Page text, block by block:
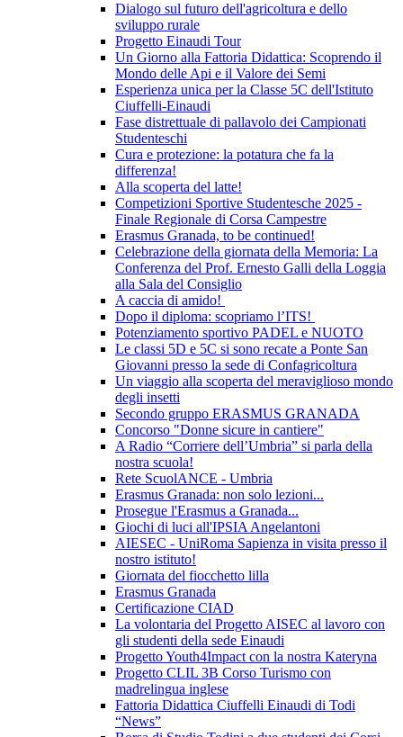
Dialogo sul futuro dell'agricoltura e dello
sviluppo rurale
Progetto Einaudi Tour
Un Giorno alla Fattoria Didattica: Scoprendo il
Mondo delle Api e il Valore dei Semi
Esperienza unica per la Classe 5C dell'Istituto
Ciuffelli-Einaudi
Fase distrettuale di pallavolo dei Campionati
Studenteschi
Cura e protezione: la potatura che fa la
differenza!
Alla scoperta del latte!
Competizioni Sportive Studentesche 2025 -
Finale Regionale di Corsa Campestre
Erasmus Granada, to be continued!
Celebrazione della giornata della Memoria: La
Conferenza del Prof. Ernesto Galli della Loggia
alla Sala del Consiglio
A caccia di amido!
Dopo il diploma: scopriamo l’ITS!
Potenziamento sportivo PADEL e NUOTO
Le classi 5D e 5C si sono recate a Ponte San
Giovanni presso la sede di Confagricoltura
Un viaggio alla scoperta del meraviglioso mondo
degli insetti
Secondo gruppo ERASMUS GRANADA
Concorso "Donne sicure in cantiere"
A Radio “Corriere dell’Umbria” si parla della
nostra scuola!
Rete ScuolANCE - Umbria
Erasmus Granada: non solo lezioni...
Prosegue l'Erasmus a Granada...
Giochi di luci all'IPSIA Angelantoni
AIESEC - UniRoma Sapienza in visita presso il
nostro istituto!
Giornata del fiocchetto lilla
Erasmus Granada
Certificazione CIAD
La volontaria del Progetto AISEC al lavoro con
gli studenti della sede Einaudi
Progetto Youth4Impact con la nostra Kateryna
Progetto CLIL 3B Corso Turismo con
madrelingua inglese
Fattoria Didattica Ciuffelli Einaudi di Todi
“News”